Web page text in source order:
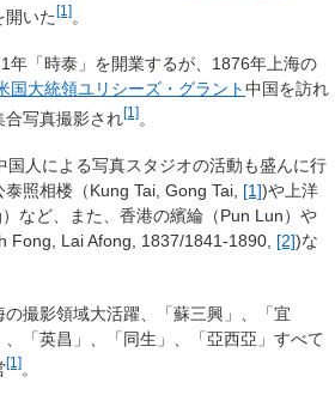
開いた[1]。
年「時泰」を開業するが、1876年上海の
国大統領ユリシーズ・グラント中国を訪れ
合写真撮影され[1]。
国人による写真スタジオの活動も盛んに行
照相楼（Kung Tai, Gong Tai, [1])や上洋
など、また、香港の繽綸（Pun Lun）や
Fong, Lai Afong, 1837/1841-1890, [2])な
の撮影領域大活躍、「蘇三興」、「宜
「英昌」、「同生」、「亞西亞」すべて
[1]。